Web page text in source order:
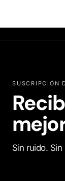
SUSCRIPCIÓN
Sin ruido.